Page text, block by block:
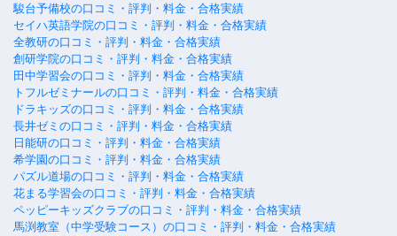
駿台予備校の口コミ・評判・料金・合格実績
セイハ英語学院の口コミ・評判・料金・合格実績
全教研の口コミ・評判・料金・合格実績
創研学院の口コミ・評判・料金・合格実績
田中学習会の口コミ・評判・料金・合格実績
トフルゼミナールの口コミ・評判・料金・合格実績
ドラキッズの口コミ・評判・料金・合格実績
長井ゼミの口コミ・評判・料金・合格実績
日能研の口コミ・評判・料金・合格実績
希学園の口コミ・評判・料金・合格実績
パズル道場の口コミ・評判・料金・合格実績
花まる学習会の口コミ・評判・料金・合格実績
ペッピーキッズクラブの口コミ・評判・料金・合格実績
馬渕教室（中学受験コース）の口コミ・評判・料金・合格実績